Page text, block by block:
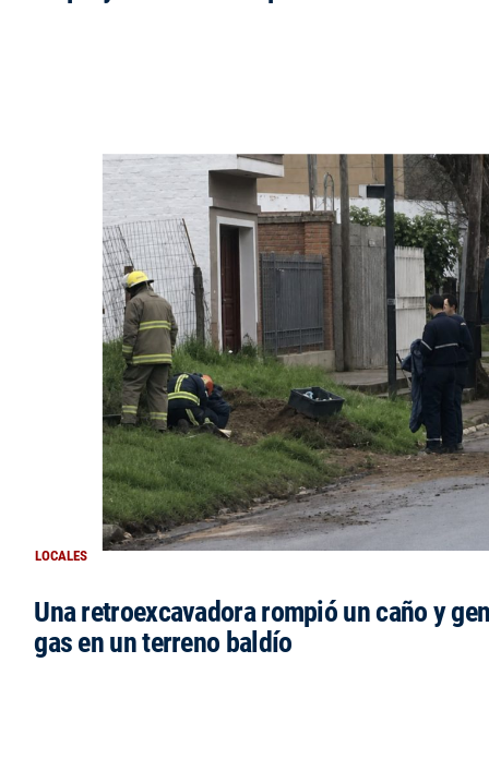
LOCALES
Una retroexcavadora rompió un caño y
gas en un terreno baldío